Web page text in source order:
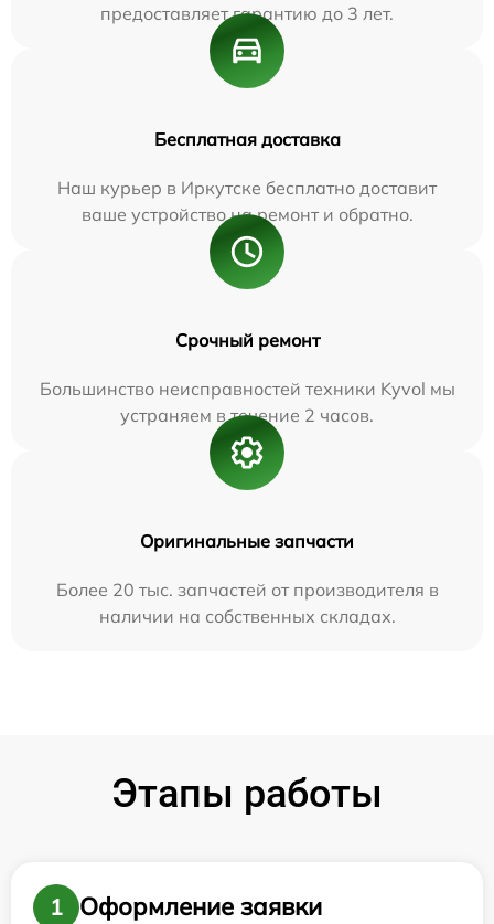
предоставляет гарантию до 3 лет.
Бесплатная доставка
Наш курьер в Иркутске бесплатно доставит
ваше устройство на ремонт и обратно.
Срочный ремонт
Большинство неисправностей техники Kyvol мы
устраняем в течение 2 часов.
Оригинальные запчасти
Более 20 тыс. запчастей от производителя в
наличии на собственных складах.
Этапы работы
1
Оформление заявки